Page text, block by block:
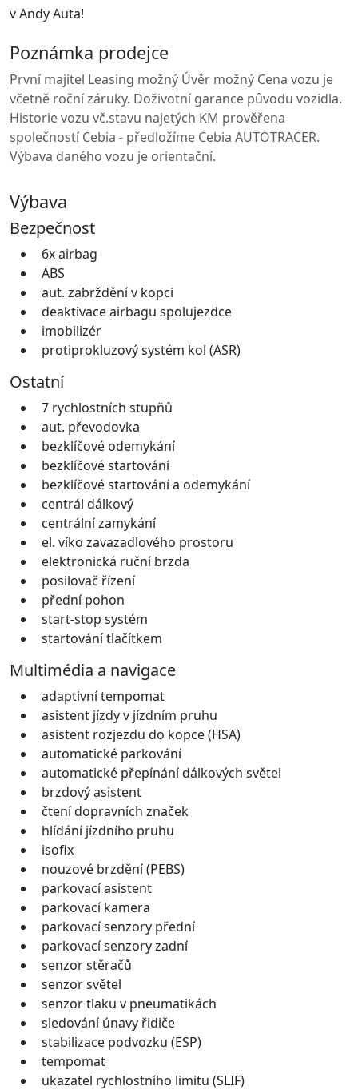
v Andy Auta!
Poznámka prodejce
První majitel Leasing možný Úvěr možný Cena vozu je
včetně roční záruky. Doživotní garance původu vozidla.
Historie vozu vč.stavu najetých KM prověřena
společností Cebia - předložíme Cebia AUTOTRACER.
Výbava daného vozu je orientační.
Výbava
Bezpečnost
6x airbag
ABS
aut. zabrždění v kopci
deaktivace airbagu spolujezdce
imobilizér
protiprokluzový systém kol (ASR)
Ostatní
7 rychlostních stupňů
aut. převodovka
bezklíčové odemykání
bezklíčové startování
bezklíčové startování a odemykání
centrál dálkový
centrální zamykání
el. víko zavazadlového prostoru
elektronická ruční brzda
posilovač řízení
přední pohon
start-stop systém
startování tlačítkem
Multimédia a navigace
adaptivní tempomat
asistent jízdy v jízdním pruhu
asistent rozjezdu do kopce (HSA)
automatické parkování
automatické přepínání dálkových světel
brzdový asistent
čtení dopravních značek
hlídání jízdního pruhu
isofix
nouzové brzdění (PEBS)
parkovací asistent
parkovací kamera
parkovací senzory přední
parkovací senzory zadní
senzor stěračů
senzor světel
senzor tlaku v pneumatikách
sledování únavy řidiče
stabilizace podvozku (ESP)
tempomat
ukazatel rychlostního limitu (SLIF)